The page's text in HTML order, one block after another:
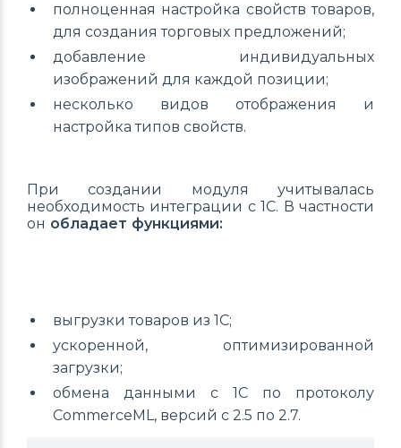
полноценная настройка свойств товаров,
для создания торговых предложений;
добавление индивидуальных
изображений для каждой позиции;
несколько видов отображения и
настройка типов свойств.
При создании модуля учитывалась
необходимость интеграции с 1С. В частности
он обладает функциями:
выгрузки товаров из 1С;
ускоренной, оптимизированной
загрузки;
обмена данными с 1С по протоколу
CommerceML, версий c 2.5 по 2.7.